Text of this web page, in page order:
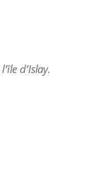
d’Islay.